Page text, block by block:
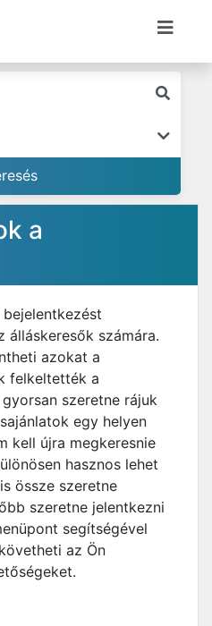
a
álláskeresők számára.
azokat a
felkeltették a
szeretne rájuk
egy helyen
kell újra megkeresnie
hasznos lehet
össze szeretne
szeretne jelentkezni
segítségével
az Ön